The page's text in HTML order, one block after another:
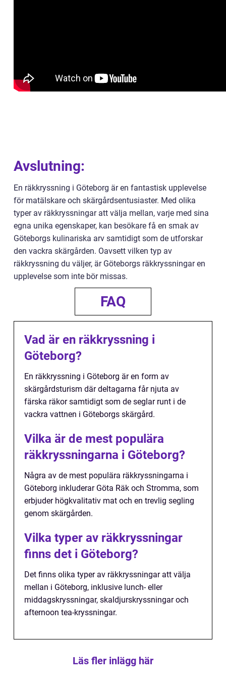
Avslutning:
En räkkryssning i Göteborg är en fantastisk upplevelse
för matälskare och skärgårdsentusiaster. Med olika
typer av räkkryssningar att välja mellan, varje med sina
egna unika egenskaper, kan besökare få en smak av
Göteborgs kulinariska arv samtidigt som de utforskar
den vackra skärgården. Oavsett vilken typ av
räkkryssning du väljer, är Göteborgs räkkryssningar en
upplevelse som inte bör missas.
FAQ
Vad är en räkkryssning i
Göteborg?
En räkkryssning i Göteborg är en form av
skärgårdsturism där deltagarna får njuta av
färska räkor samtidigt som de seglar runt i de
vackra vattnen i Göteborgs skärgård.
Vilka är de mest populära
räkkryssningarna i Göteborg?
Några av de mest populära räkkryssningarna i
Göteborg inkluderar Göta Räk och Stromma, som
erbjuder högkvalitativ mat och en trevlig segling
genom skärgården.
Vilka typer av räkkryssningar
finns det i Göteborg?
Det finns olika typer av räkkryssningar att välja
mellan i Göteborg, inklusive lunch- eller
middagskryssningar, skaldjurskryssningar och
afternoon tea-kryssningar.
Läs fler inlägg här